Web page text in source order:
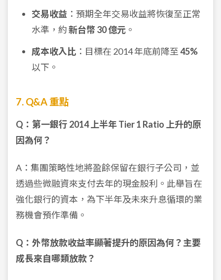
交易收益 ：預期全年交易收益將恢復至正常
水準，約新台幣 30 億元 。
成本收入比 ：目標在 2014 年底前降至 45%
以下。
7. Q&A 重點
Q：第一銀行 2014 上半年 Tier 1 Ratio 上升的原
因為何？
A：集團策略性地將盈餘保留在銀行子公司，並
透過些微融資來支付去年的現金股利。此舉旨在
強化銀行的資本，為下半年及未來升息循環的業
務機會預作準備。
Q：外幣放款收益率顯著提升的原因為何？主要
成長來自哪類放款？